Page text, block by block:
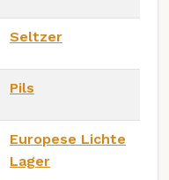
Seltzer
Pils
Europese Lichte
Lager